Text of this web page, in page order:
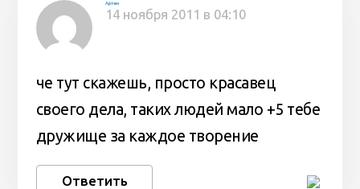
Артем
14 ноября 2011 в 04:10
че тут скажешь, просто красавец
своего дела, таких людей мало +5 тебе
дружище за каждое творение
Ответить